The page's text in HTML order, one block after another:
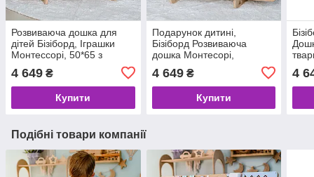
Розвиваюча дошка для
дітей Бізіборд, Іграшки
Монтессорі, 50*65 з
Море
4 649 ₴
Купити
Подарунок дитині,
Бізіборд Розвиваюча
дошка Монтесорі,
дерев'яні іграшки для 1 2
3 роки Бізікуб Бізідім
4 649₴
Купити
4
Подібні товари компанії